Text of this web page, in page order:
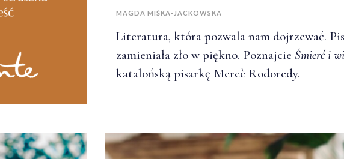
MAGDA MIŚKA-JACKOWSKA
Literatura, która pozwala nam dojrzewać.
zamieniała zło w piękno. Poznajcie Śmierć i
katalońską pisarkę Mercè Rodoredy.